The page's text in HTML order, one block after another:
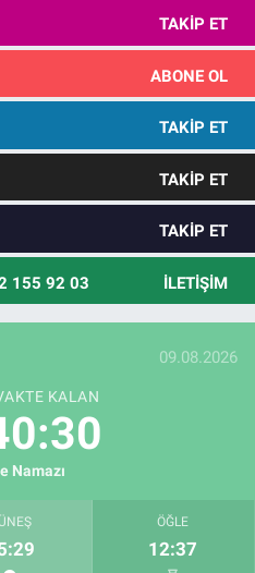
TAKIP ET
ABONE OL
TAKIP ET
TAKIP ET
TAKIP ET
155 92 03 İLETIŞIM
09.08.2026
KALAN
Namazı
ÖĞLE
12:37